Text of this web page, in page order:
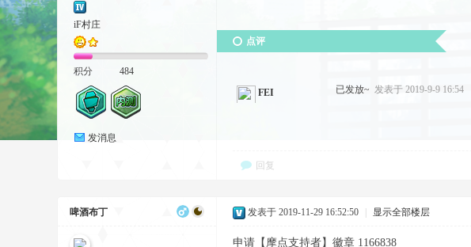
iF村庄
积分 484
发消息
点评
FEI 已发放~ 发表于 2019-9-9 16:54
回复
啤酒布丁 发表于 2019-11-29 16:52:50 显示全部楼层
申请【摩点支持者】徽章 1166838